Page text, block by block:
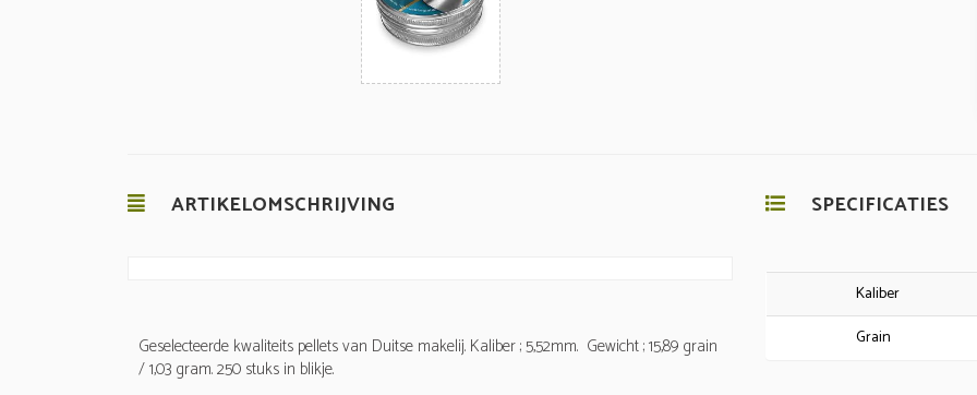
ARTIKELOMSCHRIJVING
Geselecteerde kwaliteits pellets van Duitse makelij. Kaliber ; 5,52mm. Gewicht ; 15,89 grain
/ 1,03 gram. 250 stuks in blikje.
SPECIFICATIES
Kaliber
Grain